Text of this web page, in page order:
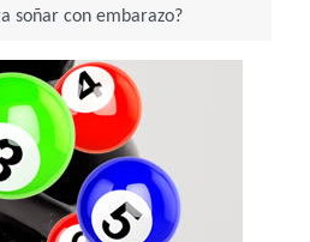
soñar con embarazo?